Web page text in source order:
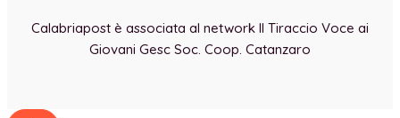
Calabriapost è associata al network Il Tiraccio Voce ai
Giovani Gesc Soc. Coop. Catanzaro